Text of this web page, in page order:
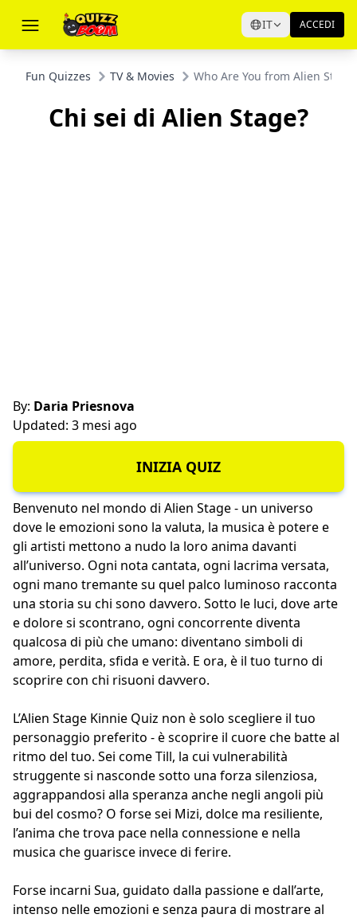
IT ACCEDI
Fun Quizzes TV & Movies Who Are You from Alien
Chi sei di Alien Stage?
By: Daria Priesnova
Updated: 3 mesi ago
INIZIA QUIZ
Benvenuto nel mondo di Alien Stage - un universo
dove le emozioni sono la valuta, la musica è potere e
gli artisti mettono a nudo la loro anima davanti
all’universo. Ogni nota cantata, ogni lacrima versata,
ogni mano tremante su quel palco luminoso racconta
una storia su chi sono davvero. Sotto le luci, dove arte
e dolore si scontrano, ogni concorrente diventa
qualcosa di più che umano: diventano simboli di
amore, perdita, sfida e verità. E ora, è il tuo turno di
scoprire con chi risuoni davvero.
L’Alien Stage Kinnie Quiz non è solo scegliere il tuo
personaggio preferito - è scoprire il cuore che batte al
ritmo del tuo. Sei come Till, la cui vulnerabilità
struggente si nasconde sotto una forza silenziosa,
aggrappandosi alla speranza anche negli angoli più
bui del cosmo? O forse sei Mizi, dolce ma resiliente,
l’anima che trova pace nella connessione e nella
musica che guarisce invece di ferire.
Forse incarni Sua, guidato dalla passione e dall’arte,
intenso nelle emozioni e senza paura di mostrare al